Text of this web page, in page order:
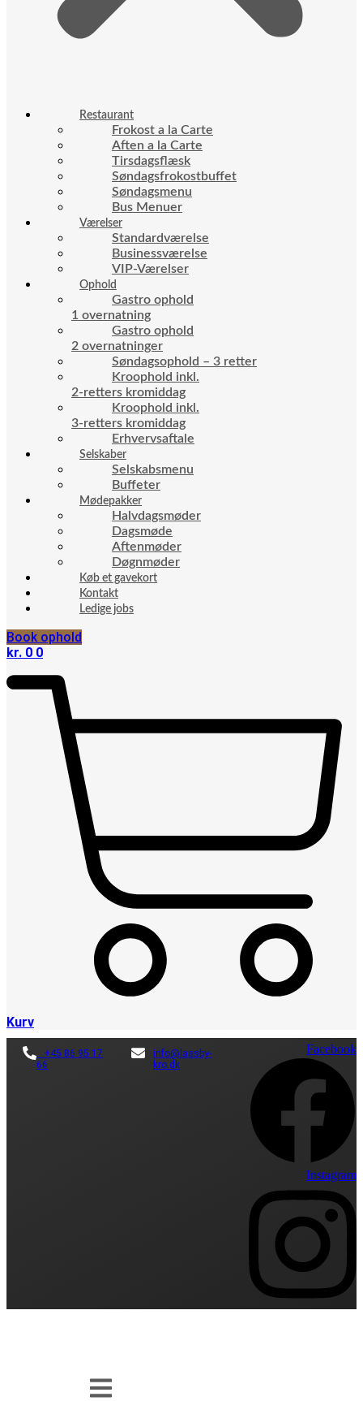
Restaurant
Frokost a la Carte
Aften a la Carte
Tirsdagsflæsk
Søndagsfrokostbuffet
Søndagsmenu
Bus Menuer
Værelser
Standardværelse
Businessværelse
VIP-Værelser
Ophold
Gastro ophold
1 overnatning
Gastro ophold
2 overnatninger
Søndagsophold – 3 retter
Kroophold inkl.
2-retters kromiddag
Kroophold inkl.
3-retters kromiddag
Erhvervsaftale
Selskaber
Selskabsmenu
Buffeter
Mødepakker
Halvdagsmøder
Dagsmøde
Aftenmøder
Døgnmøder
Køb et gavekort
Kontakt
Ledige jobs
Book ophold
kr. 0 0
Kurv
+45 86 95 17
66
info@laasby-
kro.dk
Facebook
Instagram